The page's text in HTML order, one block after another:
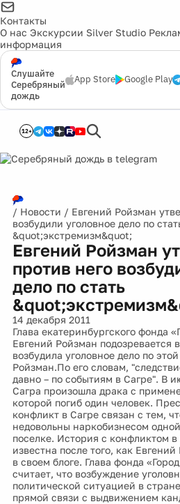
Контакты
О нас Экскурсии Silver Studio
информация
Слушайте
Серебряный
дождь
App Store Google Play
12+
/ Новости / Евгений Ройзман
возбудили уголовное дело по
&quot;экстремизм&quot;
Евгений Ройзман
против него
дело по стать
14 декабря 2011
Глава екатеринбургского фонда
Евгений Ройзман подозревается
возбудила уголовное дело по
Ройзман.По его словам,
давно – по событиям в Сагре". В
Сагра произошла драка с
которой погиб один человек.
конфликт в Сагре связан с тем,
недовольны наркобизнесом
поселке. История с конфликтом
известна после того, как
в своем блоге. Глава фонда
считает, что возбуждение
политической ситуацией в
прямой связи с выдвижением